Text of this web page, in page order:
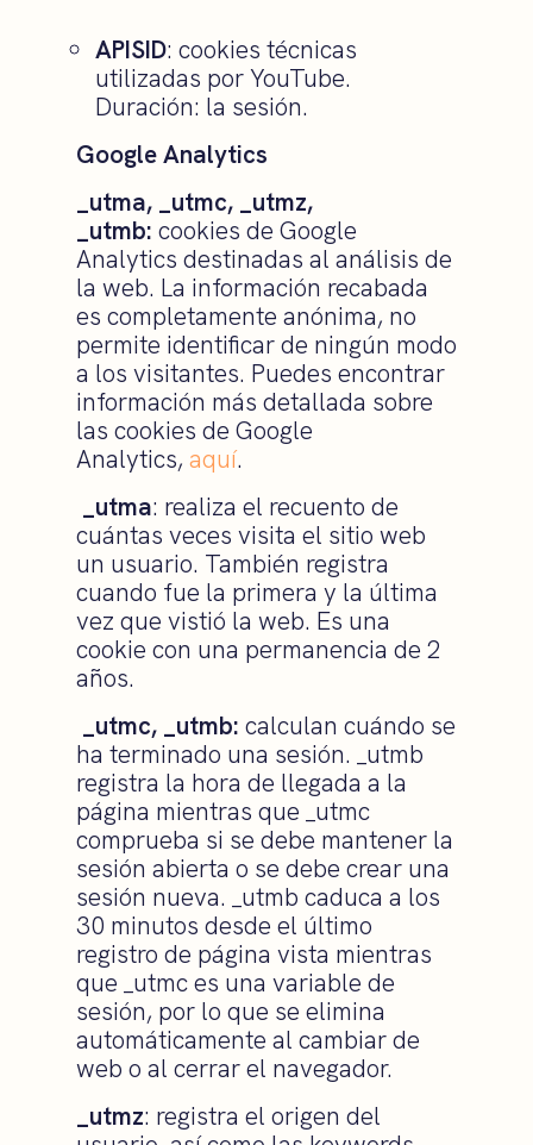
APISID: cookies técnicas
utilizadas por YouTube.
Duración: la sesión.
Google Analytics
_utma, _utmc, _utmz,
_utmb: cookies de Google
Analytics destinadas al análisis de
la web. La información recabada
es completamente anónima, no
permite identificar de ningún modo
a los visitantes. Puedes encontrar
información más detallada sobre
las cookies de Google
Analytics, aquí.
_utma: realiza el recuento de
cuántas veces visita el sitio web
un usuario. También registra
cuando fue la primera y la última
vez que vistió la web. Es una
cookie con una permanencia de 2
años.
_utmc, _utmb: calculan cuándo se
ha terminado una sesión. _utmb
registra la hora de llegada a la
página mientras que _utmc
comprueba si se debe mantener la
sesión abierta o se debe crear una
sesión nueva. _utmb caduca a los
30 minutos desde el último
registro de página vista mientras
que _utmc es una variable de
sesión, por lo que se elimina
automáticamente al cambiar de
web o al cerrar el navegador.
_utmz: registra el origen del